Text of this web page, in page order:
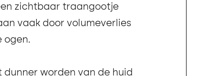
zichtbaar traangootje
vaak door volumeverlies
ogen.
worden van de huid